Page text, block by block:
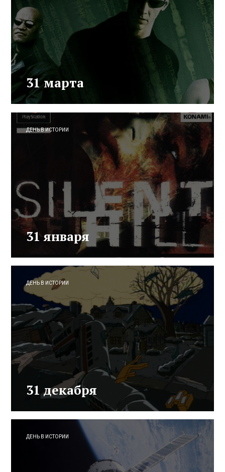
31 марта
ДЕНЬ В ИСТОРИИ
31 января
ДЕНЬ В ИСТОРИИ
31 декабря
ДЕНЬ В ИСТОРИИ